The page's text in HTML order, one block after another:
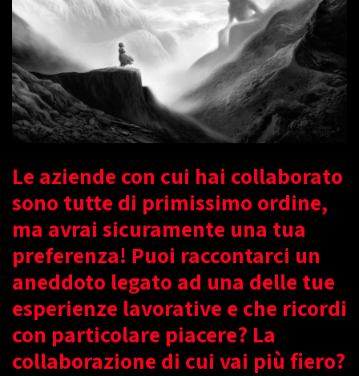
Le aziende con cui hai collaborato
sono tutte di primissimo ordine,
ma avrai sicuramente una tua
preferenza! Puoi raccontarci un
aneddoto legato ad una delle tue
esperienze lavorative e che ricordi
con particolare piacere? La
collaborazione di cui vai più fiero?